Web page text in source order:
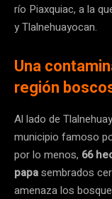
río Piaxquiac, a la
y Tlalnehuayocan.
Una
región
Al lado de
municipio famoso
por lo menos, 66
papasembrados
amenaza los